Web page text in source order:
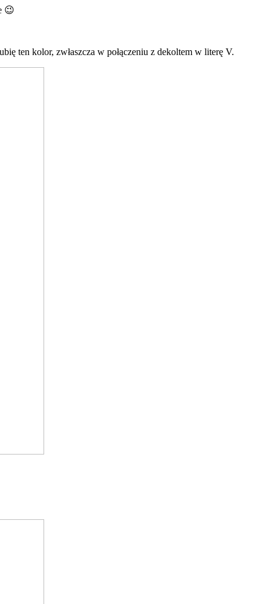
😉
ten kolor, zwłaszcza w połączeniu z dekoltem w literę V.